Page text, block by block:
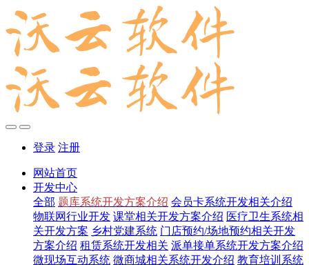
登录 注册
网站首页
开发中心
全部 题库系统开发方案介绍 会员卡系统开发相关介绍
物联网行业开发 课堂相关开发方案介绍 医疗卫生系统相
关开发方案 乡村党建系统 门店预约/场地预约相关开发
方案介绍 租赁系统开发相关 派单接单系统开发方案介绍
微现场互动系统 微商城相关系统开发介绍 教育培训系统